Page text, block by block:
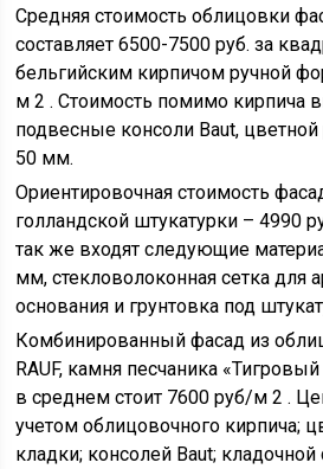
Средняя стоимость облицовки
составляет 6500-7500 руб. за
бельгийским кирпичом ручной
м 2 . Стоимость помимо кирпича
подвесные консоли Baut, цветной
50 мм.
Ориентировочная стоимость
голландской штукатурки – 4990
так же входят следующие
мм, стекловолоконная сетка для
основания и грунтовка под
Комбинированный фасад из
RAUF, камня песчаника
в среднем стоит 7600 руб/м 2 .
учетом облицовочного кирпича;
кладки; консолей Baut; кладочной